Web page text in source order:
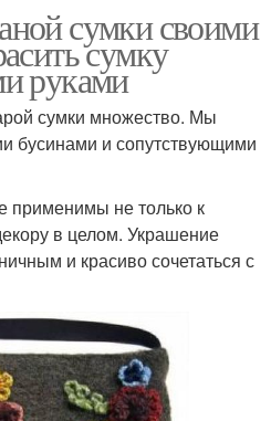
сумки своими
сумку
руками
сумки множество. Мы
бусинами и сопутствующими
применимы не только к
в целом. Украшение
и красиво сочетаться с